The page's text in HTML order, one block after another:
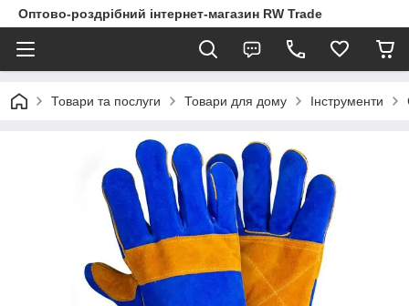
Оптово-роздрібний інтернет-магазин RW Trade
Товари та послуги Товари для дому Інструменти